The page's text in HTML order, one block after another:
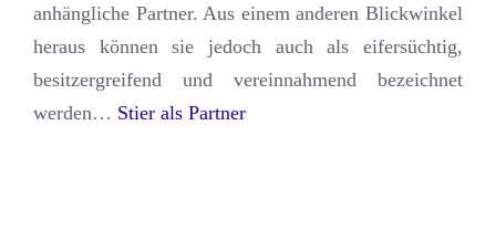
anhängliche Partner. Aus einem anderen Blickwinkel
heraus können sie jedoch auch als eifersüchtig,
besitzergreifend und vereinnahmend bezeichnet
werden… Stier als Partner